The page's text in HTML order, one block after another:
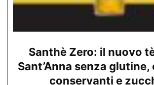
Santhè Zero: il nuovo
Sant’Anna senza
conservanti e